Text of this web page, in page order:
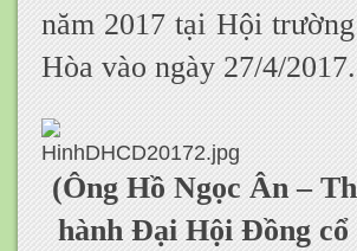
năm 2017 tại Hội
Hòa vào ngày 27/4/2017.
(Ông Hồ Ngọc Ân –
hành Đại Hội Đồng